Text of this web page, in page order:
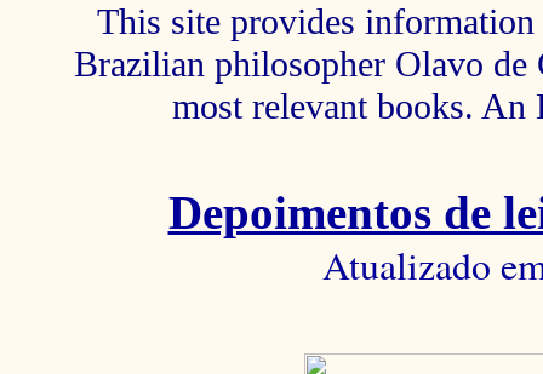
This site provides
Brazilian philosopher Olavo de
most relevant books.
Depoimentos de
Atualizado